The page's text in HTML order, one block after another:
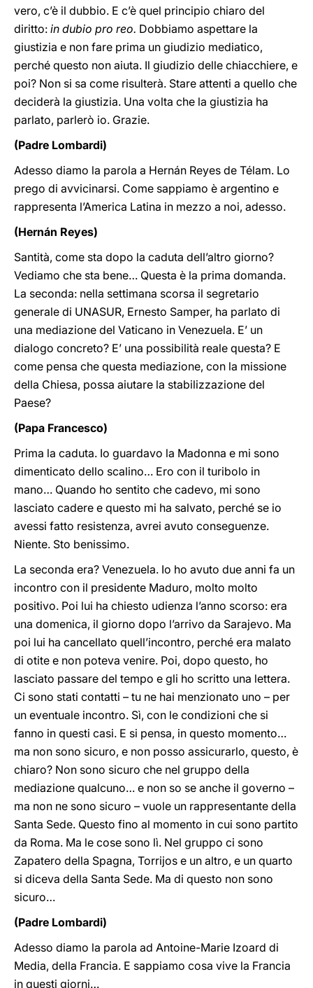
vero, c’è il dubbio. E c’è quel principio chiaro del
diritto: in dubio pro reo. Dobbiamo aspettare la
giustizia e non fare prima un giudizio mediatico,
perché questo non aiuta. Il giudizio delle chiacchiere, e
poi? Non si sa come risulterà. Stare attenti a quello che
deciderà la giustizia. Una volta che la giustizia ha
parlato, parlerò io. Grazie.
(Padre Lombardi)
Adesso diamo la parola a Hernán Reyes de Télam. Lo
prego di avvicinarsi. Come sappiamo è argentino e
rappresenta l’America Latina in mezzo a noi, adesso.
(Hernán Reyes)
Santità, come sta dopo la caduta dell’altro giorno?
Vediamo che sta bene… Questa è la prima domanda.
La seconda: nella settimana scorsa il segretario
generale di UNASUR, Ernesto Samper, ha parlato di
una mediazione del Vaticano in Venezuela. E’ un
dialogo concreto? E’ una possibilità reale questa? E
come pensa che questa mediazione, con la missione
della Chiesa, possa aiutare la stabilizzazione del
Paese?
(Papa Francesco)
Prima la caduta. Io guardavo la Madonna e mi sono
dimenticato dello scalino… Ero con il turibolo in
mano… Quando ho sentito che cadevo, mi sono
lasciato cadere e questo mi ha salvato, perché se io
avessi fatto resistenza, avrei avuto conseguenze.
Niente. Sto benissimo.
La seconda era? Venezuela. Io ho avuto due anni fa un
incontro con il presidente Maduro, molto molto
positivo. Poi lui ha chiesto udienza l’anno scorso: era
una domenica, il giorno dopo l’arrivo da Sarajevo. Ma
poi lui ha cancellato quell’incontro, perché era malato
di otite e non poteva venire. Poi, dopo questo, ho
lasciato passare del tempo e gli ho scritto una lettera.
Ci sono stati contatti – tu ne hai menzionato uno – per
un eventuale incontro. Sì, con le condizioni che si
fanno in questi casi. E si pensa, in questo momento…
ma non sono sicuro, e non posso assicurarlo, questo, è
chiaro? Non sono sicuro che nel gruppo della
mediazione qualcuno… e non so se anche il governo –
ma non ne sono sicuro – vuole un rappresentante della
Santa Sede. Questo fino al momento in cui sono partito
da Roma. Ma le cose sono lì. Nel gruppo ci sono
Zapatero della Spagna, Torrijos e un altro, e un quarto
si diceva della Santa Sede. Ma di questo non sono
sicuro…
(Padre Lombardi)
Adesso diamo la parola ad Antoine-Marie Izoard di
Media, della Francia. E sappiamo cosa vive la Francia
in questi giorni…